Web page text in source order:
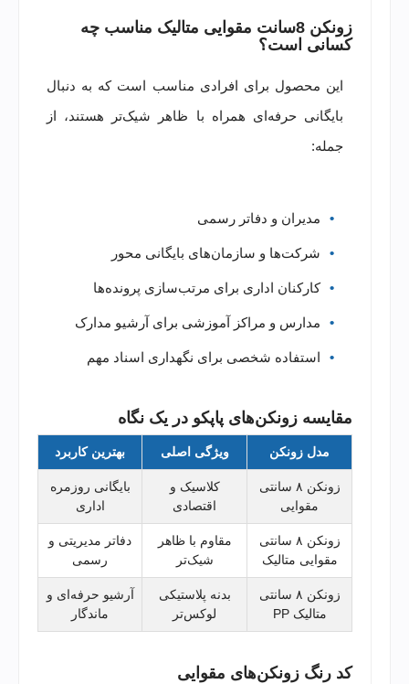
زونکن 8سانت مقوایی متالیک مناسب چه
کسانی است؟
این محصول برای افرادی مناسب است که به دنبال
بایگانی حرفه‌ای همراه با ظاهر شیک‌تر هستند، از
جمله:
مدیران و دفاتر رسمی
شرکت‌ها و سازمان‌های بایگانی محور
کارکنان اداری برای مرتب‌سازی پرونده‌ها
مدارس و مراکز آموزشی برای آرشیو مدارک
استفاده شخصی برای نگهداری اسناد مهم
مقایسه زونکن‌های پاپکو در یک نگاه
مدل زونکن ویژگی اصلی بهترین کاربرد
زونکن ۸ سانتی
مقوایی
کلاسیک و
اقتصادی
بایگانی روزمره
اداری
زونکن ۸ سانتی
مقوایی متالیک
مقاوم با ظاهر
شیک‌تر
دفاتر مدیریتی و
رسمی
زونکن ۸ سانتی
متالیک PP
بدنه پلاستیکی
لوکس‌تر
آرشیو حرفه‌ای و
ماندگار
کد رنگ زونکن‌های مقوایی